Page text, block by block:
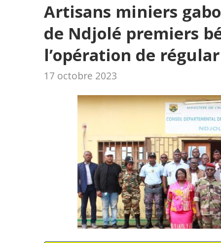
Artisans miniers
de Ndjolé premiers
l’opération de
17 octobre 2023